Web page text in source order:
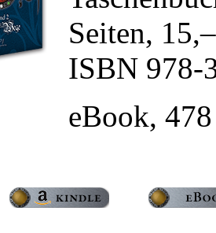
Seiten,
ISBN 978-
eBook,